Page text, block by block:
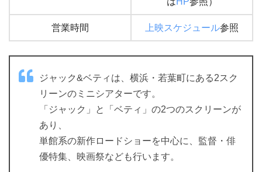
営業時間 上映スケジュール参照
ジャック&ベティは、横浜・若葉町にある2スク
リーンのミニシアターです。
「ジャック」と「ベティ」の2つのスクリーンが
あり、
単館系の新作ロードショーを中心に、監督・俳
優特集、映画祭なども行います。